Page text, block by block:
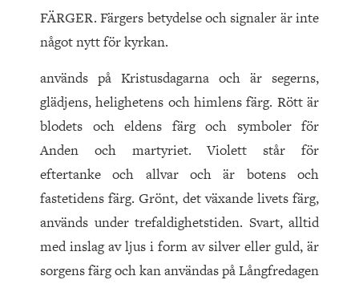
FÄRGER. Färgers betydelse och signaler är inte
något nytt för kyrkan.
används på Kristusdagarna och är segerns,
glädjens, helighetens och himlens färg. Rött är
blodets och eldens färg och symboler för
Anden och martyriet. Violett står för
eftertanke och allvar och är botens och
fastetidens färg. Grönt, det växande livets färg,
används under trefaldighetstiden. Svart, alltid
med inslag av ljus i form av silver eller guld, är
sorgens färg och kan användas på Långfredagen